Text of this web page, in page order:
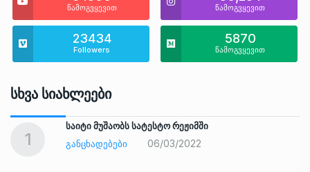
წამოგვყევით წამოგვყევით
23434
Followers
5870
წამოგვყევით
Სხვა Სიახლეები
1
საიტი მუშაობს სატესტო რეჟიმში
ᲒᲐᲜᲪᲮᲐᲓᲔᲑᲔᲑᲘ
06/03/2022